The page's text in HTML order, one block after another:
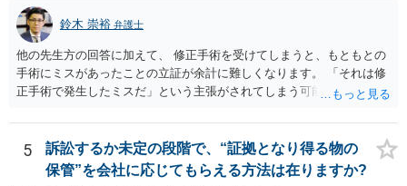
鈴木 崇裕 弁護士
他の先生方の回答に加えて、 修正手術を受けてしまうと、もともとの
手術にミスがあったことの立証が余計に難しくなります。 「それは修
正手術で発生したミスだ」という主張がされてしまう可能性があるか
検討なさっているのであれば、修正手術を受けるまえに弁護士に相談
して対応を決めることを強くお勧めいたします。
5
訴訟するか未定の段階で、“証拠となり得る物の
保管”を会社に応じてもらえる方法は在りますか?